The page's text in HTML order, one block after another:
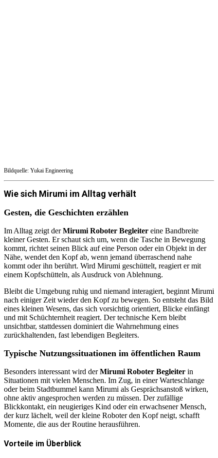
Bildquelle: Yukai Engineering
Wie sich Mirumi im Alltag verhält
Gesten, die Geschichten erzählen
Im Alltag zeigt derMirumi Roboter Begleiter eine Bandbreite
kleiner Gesten. Er schaut sich um, wenn die Tasche in Bewegung
kommt, richtet seinen Blick auf eine Person oder ein Objekt in der
Nähe, wendet den Kopf ab, wenn jemand überraschend nahe
kommt oder ihn berührt. Wird Mirumi geschüttelt, reagiert er mit
einem Kopfschütteln, als Ausdruck von Ablehnung.
Bleibt die Umgebung ruhig und niemand interagiert, beginnt Mirumi
nach einiger Zeit wieder den Kopf zu bewegen. So entsteht das Bild
eines kleinen Wesens, das sich vorsichtig orientiert, Blicke einfängt
und mit Schüchternheit reagiert. Der technische Kern bleibt
unsichtbar, stattdessen dominiert die Wahrnehmung eines
zurückhaltenden, fast lebendigen Begleiters.
Typische Nutzungssituationen im öffentlichen Raum
Besonders interessant wird derMirumi Roboter Begleiter in
Situationen mit vielen Menschen. Im Zug, in einer Warteschlange
oder beim Stadtbummel kann Mirumi als Gesprächsanstoß wirken,
ohne aktiv angesprochen werden zu müssen. Der zufällige
Blickkontakt, ein neugieriges Kind oder ein erwachsener Mensch,
der kurz lächelt, weil der kleine Roboter den Kopf neigt, schafft
Momente, die aus der Routine herausführen.
Vorteile im Überblick